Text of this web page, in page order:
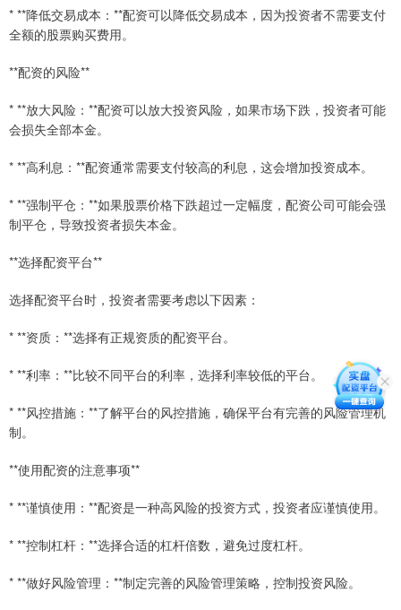
* **降低交易成本：**配资可以降低交易成本，因为投资者不需要支付
全额的股票购买费用。
**配资的风险**
* **放大风险：**配资可以放大投资风险，如果市场下跌，投资者可能
会损失全部本金。
* **高利息：**配资通常需要支付较高的利息，这会增加投资成本。
* **强制平仓：**如果股票价格下跌超过一定幅度，配资公司可能会强
制平仓，导致投资者损失本金。
**选择配资平台**
选择配资平台时，投资者需要考虑以下因素：
* **资质：**选择有正规资质的配资平台。
* **利率：**比较不同平台的利率，选择利率较低的平台。
* **风控措施：**了解平台的风控措施，确保平台有完善的风险管理机
制。
**使用配资的注意事项**
* **谨慎使用：**配资是一种高风险的投资方式，投资者应谨慎使用。
* **控制杠杆：**选择合适的杠杆倍数，避免过度杠杆。
* **做好风险管理：**制定完善的风险管理策略，控制投资风险。